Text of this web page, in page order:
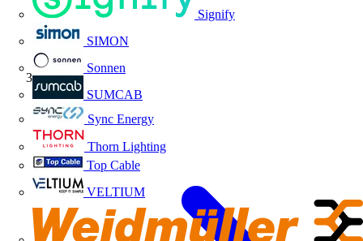
Signify
SIMON
Sonnen
SUMCAB
Sync Energy
Thorn Lighting
Top Cable
VELTIUM
Volti TV